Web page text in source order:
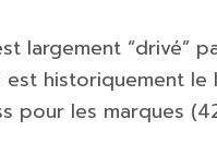
largement “drivé”
historiquement le
pour les marques